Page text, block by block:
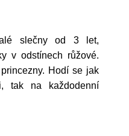
slečny od 3 let,
v odstínech růžové.
Hodí se jak
tak na každodenní